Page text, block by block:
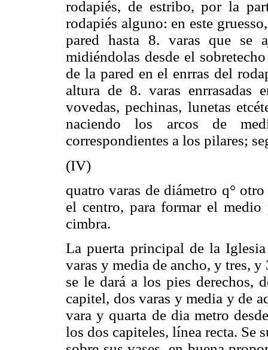
rodapiés, de estribo, por la
rodapiés alguno: en este
pared hasta 8. varas que se
midiéndolas desde el
de la pared en el enrras del
altura de 8. varas
vovedas, pechinas, lunetas
naciendo los arcos de
correspondientes a los pilares;
(IV)
quatro varas de diámetro q°
el centro, para formar el
cimbra.
La puerta principal de la
varas y media de ancho, y tres,
se le dará a los pies derechos,
capitel, dos varas y media y de
vara y quarta de dia metro
los dos capiteles, línea recta. Se